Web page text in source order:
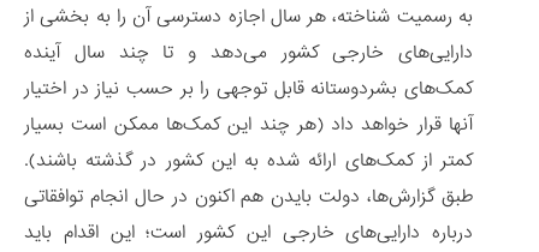
به رسمیت شناخته، هر سال اجازه دسترسی آن را به بخشی از
دارایی‌های خارجی کشور می‌دهد و تا چند سال آینده
کمک‌های بشردوستانه قابل توجهی را بر حسب نیاز در اختیار
آنها قرار خواهد داد (هر چند این کمک‌ها ممکن است بسیار
کمتر از کمک‌های ارائه شده به این کشور در گذشته باشند).
طبق گزارش‌ها، دولت بایدن هم اکنون در حال انجام توافقاتی
درباره دارایی‌های خارجی این کشور است؛ این اقدام باید